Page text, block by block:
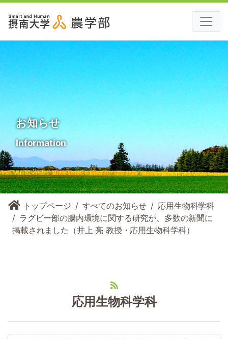
お知らせ
Information
トップページ すべてのお知らせ
応用生物科学科
ラグビー部の腸内環境に関する研究が、多数の新聞に
掲載されました（井上 亮 教授・応用生物科学科）
応用生物科学科